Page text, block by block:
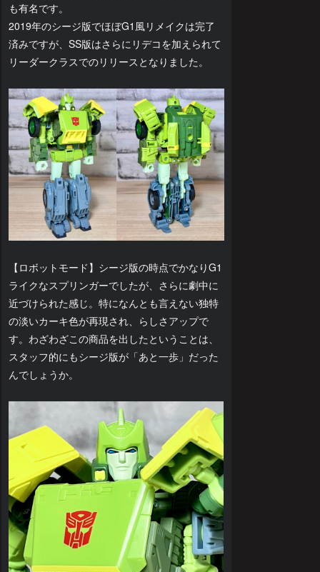
も有名です。
2019年のシージ版でほぼG1風リメイクは完了
済みですが、SS版はさらにリデコを加えられて
リーダークラスでのリリースとなりました。
【ロボットモード】シージ版の時点でかなりG1
ライクなスプリンガーでしたが、さらに劇中に
近づけられた感じ。特になんとも言えない独特
の淡いカーキ色が再現され、らしさアップで
す。わざわざこの商品を出したということは、
スタッフ的にもシージ版が「あと一歩」だった
んでしょうか。